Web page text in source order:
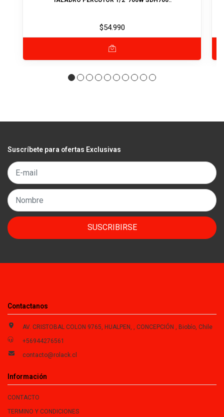
$54.990
Suscríbete para ofertas Exclusivas
SUSCRIBIRSE
Contactanos
AV. CRISTOBAL COLON 9765, HUALPEN, , CONCEPCIÓN , Biobío, Chile
+56944276561
contacto@rolack.cl
Información
CONTACTO
TERMINO Y CONDICIONES